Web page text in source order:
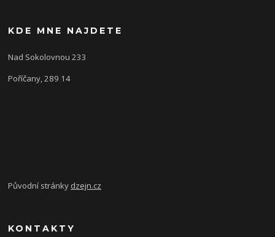
KDE MNE NAJDETE
Nad Sokolovnou 233
Poříčany, 289 14
Původní stránky dzejn.cz
KONTAKTY